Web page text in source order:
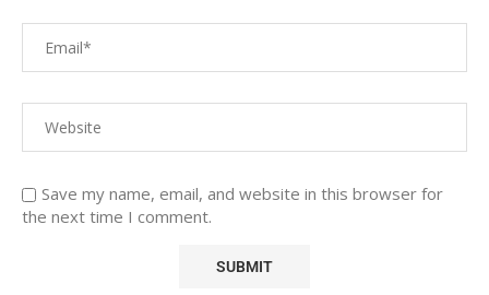
Save my name, email, and website in this browser for
the next time I comment.